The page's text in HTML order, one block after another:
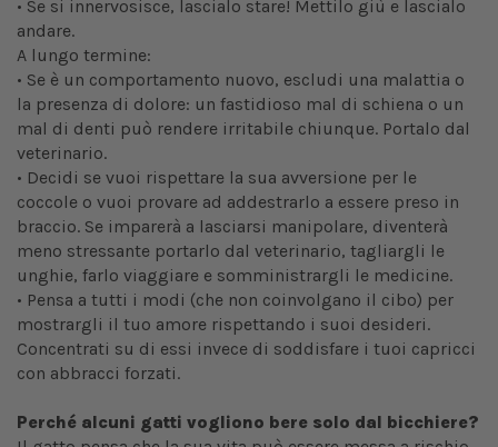
• Se si innervosisce, lascialo stare! Mettilo giù e lascialo
andare.
A lungo termine:
• Se è un comportamento nuovo, escludi una malattia o
la presenza di dolore: un fastidioso mal di schiena o un
mal di denti può rendere irritabile chiunque. Portalo dal
veterinario.
• Decidi se vuoi rispettare la sua avversione per le
coccole o vuoi provare ad addestrarlo a essere preso in
braccio. Se imparerà a lasciarsi manipolare, diventerà
meno stressante portarlo dal veterinario, tagliargli le
unghie, farlo viaggiare e somministrargli le medicine.
• Pensa a tutti i modi (che non coinvolgano il cibo) per
mostrargli il tuo amore rispettando i suoi desideri.
Concentrati su di essi invece di soddisfare i tuoi capricci
con abbracci forzati.
Perché alcuni gatti vogliono bere solo dal bicchiere?